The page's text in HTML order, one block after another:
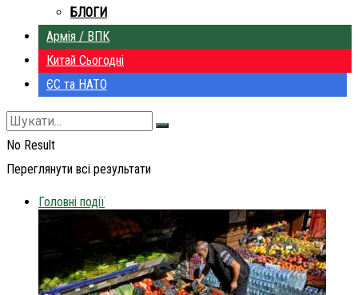
БЛОГИ
Армія / ВПК
Китай Сьогодні
ЄС та НАТО
No Result
Переглянути всі результати
Головні події